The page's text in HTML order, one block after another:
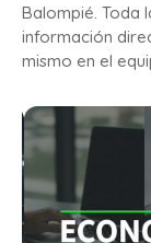
Balompié. Toda
información
mismo en el